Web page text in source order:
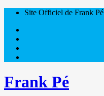
Site Officiel de Frank Pé
Frank Pé